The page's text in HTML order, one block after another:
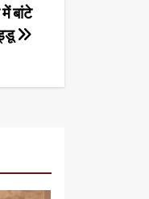
बांटे